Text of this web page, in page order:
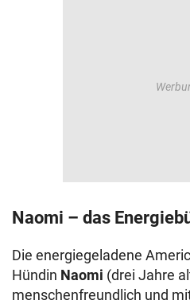
Naomi – das
Die energiegeladene
Hündin Naomi (drei Jahre
menschenfreundlich und